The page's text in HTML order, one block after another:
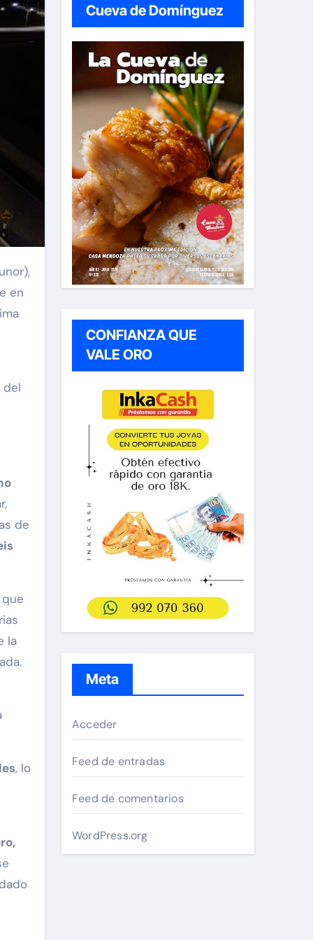
en
del
de
que
la
, lo
Cueva de Domínguez
CONFIANZA QUE
VALE ORO
Meta
Acceder
Feed de entradas
Feed de comentarios
WordPress.org